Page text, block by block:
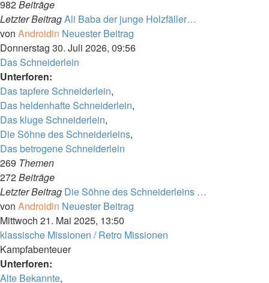
982Beiträge
Letzter BeitragAli Baba der junge Holzfäller…
von Androidin Neuester Beitrag
Donnerstag 30. Juli 2026, 09:56
Das Schneiderlein
Unterforen:
Das tapfere Schneiderlein,
Das heldenhafte Schneiderlein,
Das kluge Schneiderlein,
Die Söhne des Schneiderleins,
Das betrogene Schneiderlein
269 Themen
272Beiträge
Letzter Beitrag Die Söhne des Schneiderleins …
von Androidin Neuester Beitrag
Mittwoch 21. Mai 2025, 13:50
klassische Missionen / Retro Missionen
Kampfabenteuer
Unterforen:
Alte Bekannte,